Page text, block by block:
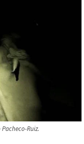
Ruiz.